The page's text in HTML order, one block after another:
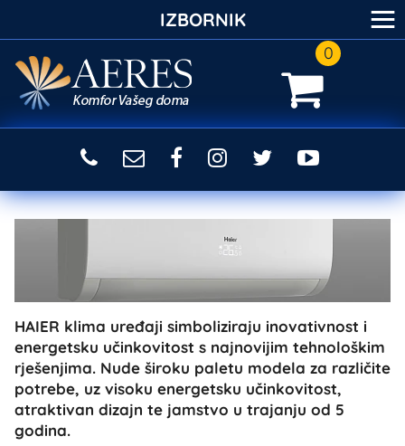
0
HAIER klima uređaji simboliziraju inovativnost i
energetsku učinkovitost s najnovijim tehnološkim
rješenjima. Nude široku paletu modela za različite
potrebe, uz visoku energetsku učinkovitost,
atraktivan dizajn te jamstvo u trajanju od 5
godina.
IZBORNIK ≡